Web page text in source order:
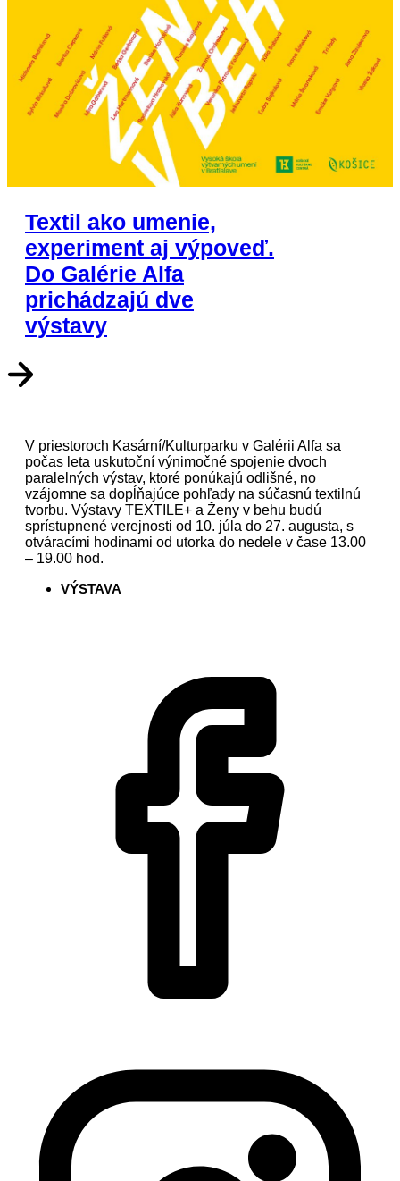
Textil ako umenie,
experiment aj výpoveď.
Do Galérie Alfa
prichádzajú dve
výstavy
V priestoroch Kasární/Kulturparku v Galérii Alfa sa
počas leta uskutoční výnimočné spojenie dvoch
paralelných výstav, ktoré ponúkajú odlišné, no
vzájomne sa dopĺňajúce pohľady na súčasnú textilnú
tvorbu. Výstavy TEXTILE+ a Ženy v behu budú
sprístupnené verejnosti od 10. júla do 27. augusta, s
otváracími hodinami od utorka do nedele v čase 13.00
– 19.00 hod.
VÝSTAVA